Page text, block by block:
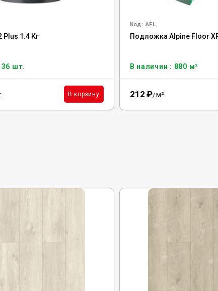
Plus 1.4 Кг
36 шт.
В корзину
Код: AFL
Подложка Alpine Floor
В наличии : 880 м²
212 ₽/м²